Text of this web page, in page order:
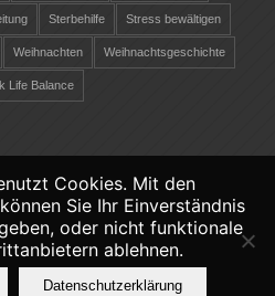
Sterbehilfe Stress bewältigen
Weihnachten Weihnachtsgeschichte
Life Balance
Lebensberatung.ch
&
-Datenschutz-
Cookies. Mit den
Sie Ihr Einverständnis
oder nicht funktionale
ablehnen.
Datenschutzerklärung